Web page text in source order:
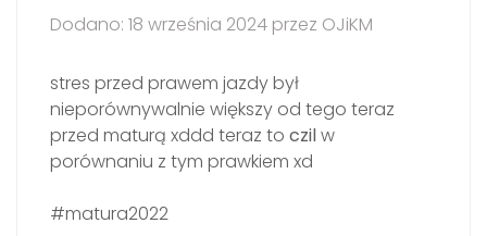
Dodano: 18 września 2024 przez OJiKM
stres przed prawem jazdy był
nieporównywalnie większy od tego teraz
przed maturą xddd teraz to czilw
porównaniu z tym prawkiem xd
#matura2022